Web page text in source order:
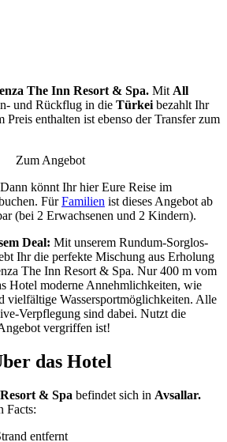
The Inn Resort & Spa. Mit All
und Rückflug in die Türkei bezahlt Ihr
Preis enthalten ist ebenso der Transfer zum
Zum Angebot
könnt Ihr hier Eure Reise im
FürFamilien ist dieses Angebot ab
(bei 2 Erwachsenen und 2 Kindern).
Deal: Mit unserem Rundum-Sorglos-
Ihr die perfekte Mischung aus Erholung
The Inn Resort & Spa. Nur 400 m vom
Hotel moderne Annehmlichkeiten, wie
vielfältige Wassersportmöglichkeiten. Alle
Verpflegung sind dabei. Nutzt die
vergriffen ist!
das Hotel
& Spa befindet sich in Avsallar.
Facts:
entfernt